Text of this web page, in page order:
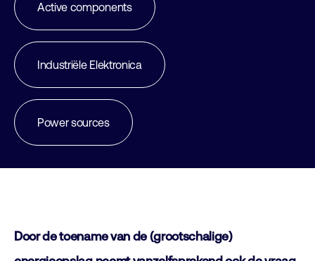
Active components
Industriële Elektronica
Power sources
Door de toename van de (grootschalige)